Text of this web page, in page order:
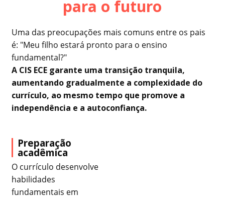
para o futuro
Uma das preocupações mais comuns entre os pais
é: "Meu filho estará pronto para o ensino
fundamental?"
A CIS ECE garante uma transição tranquila,
aumentando gradualmente a complexidade do
currículo, ao mesmo tempo que promove a
independência e a autoconfiança.
Preparação
acadêmica
O currículo desenvolve
habilidades
fundamentais em